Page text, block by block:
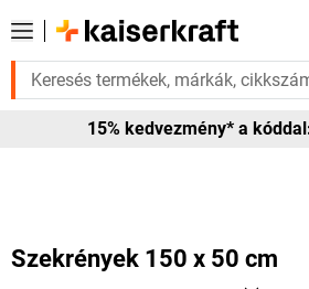
van rá? Válogatott bestseller
15% kedvezmény* a
Szekrények 150 x 50 cm